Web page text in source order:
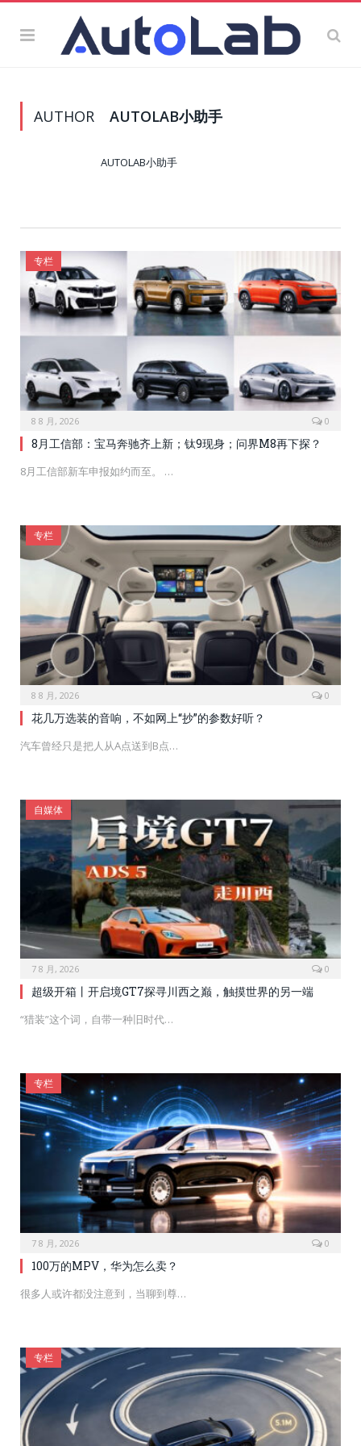
AUTHOR AUTOLAB小助手
AUTOLAB小助手
专栏
8 8 月, 2026 0
8月工信部：宝马奔驰齐上新；钛9现身；问界M8再下探？
8月工信部新车申报如约而至。 …
专栏
8 8 月, 2026 0
花几万选装的音响，不如网上“抄”的参数好听？
汽车曾经只是把人从A点送到B点…
自媒体
7 8 月, 2026 0
超级开箱丨开启境GT7探寻川西之巅，触摸世界的另一端
“猎装”这个词，自带一种旧时代…
专栏
7 8 月, 2026 0
100万的MPV，华为怎么卖？
很多人或许都没注意到，当聊到尊…
专栏